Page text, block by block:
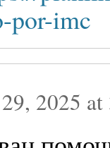
por-imc
2025 at